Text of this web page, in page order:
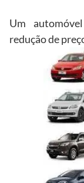
Um
redução de